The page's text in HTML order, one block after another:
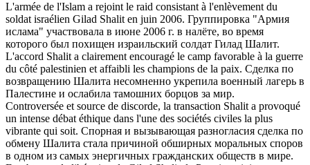
L'armée de l'Islam a rejoint le raid consistant à l'enlèvement du
soldat israélien Gilad Shalit en juin 2006. Группировка "Армия
ислама" участвовала в июне 2006 г. в налёте, во время
которого был похищен израильский солдат Гилад Шалит.
L'accord Shalit a clairement encouragé le camp favorable à la guerre
du côté palestinien et affaibli les champions de la paix. Сделка по
возвращению Шалита несомненно укрепила военный лагерь в
Палестине и ослабила тамошних борцов за мир.
Controversée et source de discorde, la transaction Shalit a provoqué
un intense débat éthique dans l'une des sociétés civiles la plus
vibrante qui soit. Спорная и вызывающая разногласия сделка по
обмену Шалита стала причиной обширных моральных споров
в одном из самых энергичных гражданских обществ в мире.